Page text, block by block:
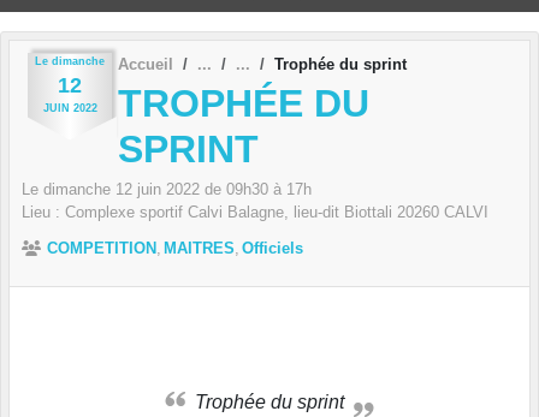
Le dimanche
12
JUIN 2022
Accueil Trophée du sprint
TROPHÉE DU
SPRINT
Le dimanche 12 juin 2022 de 09h30 à 17h
Lieu : Complexe sportif Calvi Balagne, lieu-dit Biottali 20260 CALVI
COMPETITION
MAITRES Officiels
Trophée du sprint